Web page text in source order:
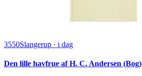
3550Slangerup · i dag
Den lille havfrue af H. C. Andersen (Bog)